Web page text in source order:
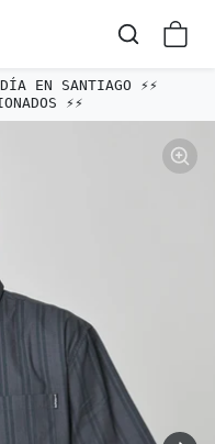
EN SANTIAGO ⚡️⚡️
⚡️⚡️
del producto